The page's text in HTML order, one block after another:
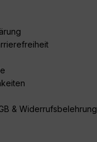
& Widerrufsbelehrung